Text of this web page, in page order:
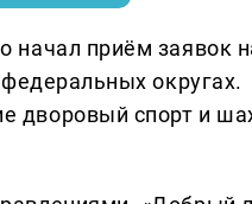
начал приём заявок
округах.
дворовый спорт и